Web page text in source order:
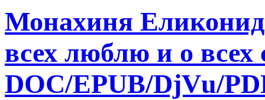
Монахиня
всех люблю и о всех
DOC/EPUB/DjV​u/